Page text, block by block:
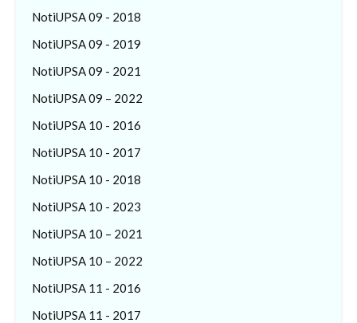
NotiUPSA 09 - 2018
NotiUPSA 09 - 2019
NotiUPSA 09 - 2021
NotiUPSA 09 – 2022
NotiUPSA 10 - 2016
NotiUPSA 10 - 2017
NotiUPSA 10 - 2018
NotiUPSA 10 - 2023
NotiUPSA 10 – 2021
NotiUPSA 10 – 2022
NotiUPSA 11 - 2016
NotiUPSA 11 - 2017